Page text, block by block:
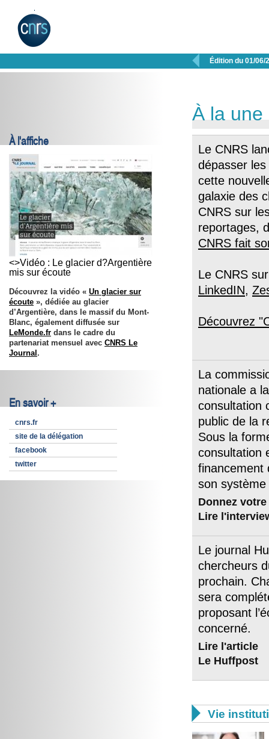
 Édition du 01/06/
À l'affiche
<>Vidéo : Le glacier d?Argentière
mis sur écoute
Découvrez la vidéo « Un glacier sur
écoute », dédiée au glacier
d’Argentière, dans le massif du Mont-
Blanc, également diffusée sur
LeMonde.fr dans le cadre du
partenariat mensuel avec CNRS Le
Journal .
En savoir +
cnrs.fr
site de la délégation
facebook
twitter
À la une
Le CNRS
dépasser
cette
galaxie des
CNRS sur
reportages,
CNRS fait
Le CNRS
LinkedIN,
Découvrez
La
nationale a
consultation
public de la
Sous la
consultation
financement
son
Donnez
Lire
Le journal
chercheurs
prochain.
sera
proposant
concerné.
Lire l'article
Le Huffpost
 Vie